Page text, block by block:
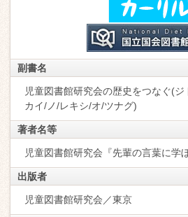
副書名
児童図書館研究会の歴史をつなぐ(
カイ/ノ/レキシ/オ/ツナグ)
著者名等
児童図書館研究会『先輩の言葉に学
出版者
児童図書館研究会／東京